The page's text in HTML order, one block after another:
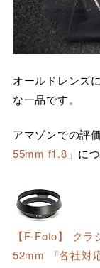
オールドレンズ
な一品です。
アマゾンでの評
55mm f1.8」 に
【F-Foto】 ク
52mm 『各社対